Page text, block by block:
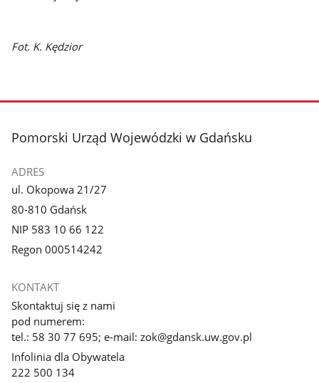
Fot. K. Kędzior
stopka
Pomorski Urząd Wojewódzki w Gdańsku
ADRES
ul. Okopowa 21/27
80-810 Gdańsk
NIP 583 10 66 122
Regon 000514242
KONTAKT
Skontaktuj się z nami
pod numerem:
tel.: 58 30 77 695; e-mail: zok@gdansk.uw.gov.pl
Infolinia dla Obywatela
222 500 134